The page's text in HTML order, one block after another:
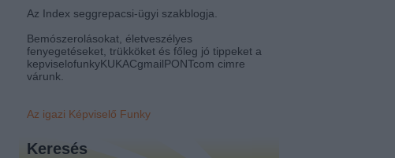
Az Index seggrepacsi-ügyi szakblogja.
Bemószerolásokat, életveszélyes
fenyegetéseket, trükköket és főleg jó tippeket a
kepviselofunkyKUKACgmailPONTcom cimre
várunk.
Az igazi Képviselő Funky
Keresés